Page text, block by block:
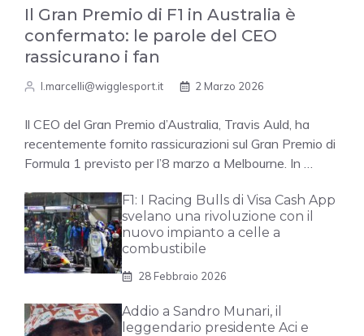
Il Gran Premio di F1 in Australia è
confermato: le parole del CEO
rassicurano i fan
l.marcelli@wigglesport.it 2 Marzo 2026
Il CEO del Gran Premio d’Australia, Travis Auld, ha
recentemente fornito rassicurazioni sul Gran Premio di
Formula 1 previsto per l’8 marzo a Melbourne. In …
F1: I Racing Bulls di Visa Cash App
svelano una rivoluzione con il
nuovo impianto a celle a
combustibile
28 Febbraio 2026
Addio a Sandro Munari, il
leggendario presidente Aci e